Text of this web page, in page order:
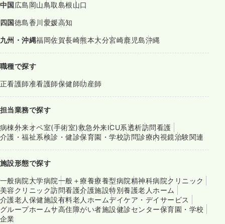
中国広島岡山鳥取島根山口
四国徳島香川愛媛高知
九州・沖縄福岡佐賀長崎熊本大分宮崎鹿児島沖縄
職種で探す
正看護師准看護師保健師助産師
担当業務で探す
病棟外来オペ室(手術室)救急外来ICU系透析訪問看護
介護・福祉系検診・健診保育園・学校訪問診療内視鏡治験関連
施設形態で探す
一般病院大学病院一般＋療養療養型病院精神科病院クリニック
美容クリニック訪問看護介護施設特別養護老人ホーム
介護老人保健施設有料老人ホームデイケア・デイサービス
グループホームサ高住障がい者施設健診センター保育園・学校
企業